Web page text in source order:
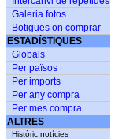
Galeria fotos
Botigues on comprar
ESTADÍSTIQUES
Globals
Per països
Per imports
Per any compra
Per mes compra
ALTRES
Històric notícies